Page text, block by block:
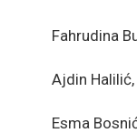
Fahrudina
Ajdin
Esma